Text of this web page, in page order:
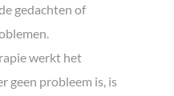
gedachten of
werkt het
geen probleem is, is